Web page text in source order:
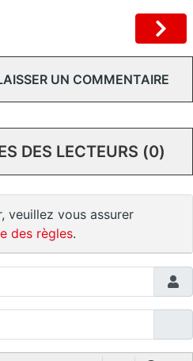
UN COMMENTAIRE
DES LECTEURS (0)
veuillez vous assurer
des règles.